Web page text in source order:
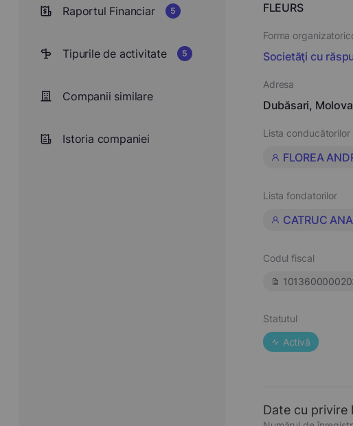
Raportul Financiar 5
Tipurile de activitate 5
Companii similare
Istoria companiei
FLEURS
Forma
Societăţi cu
Adresa
Dubăsari,
Lista conducătorilor
FLOREA
Lista fondatorilor
CATRUC
Codul fiscal
Statutul
Activă
Date cu privire